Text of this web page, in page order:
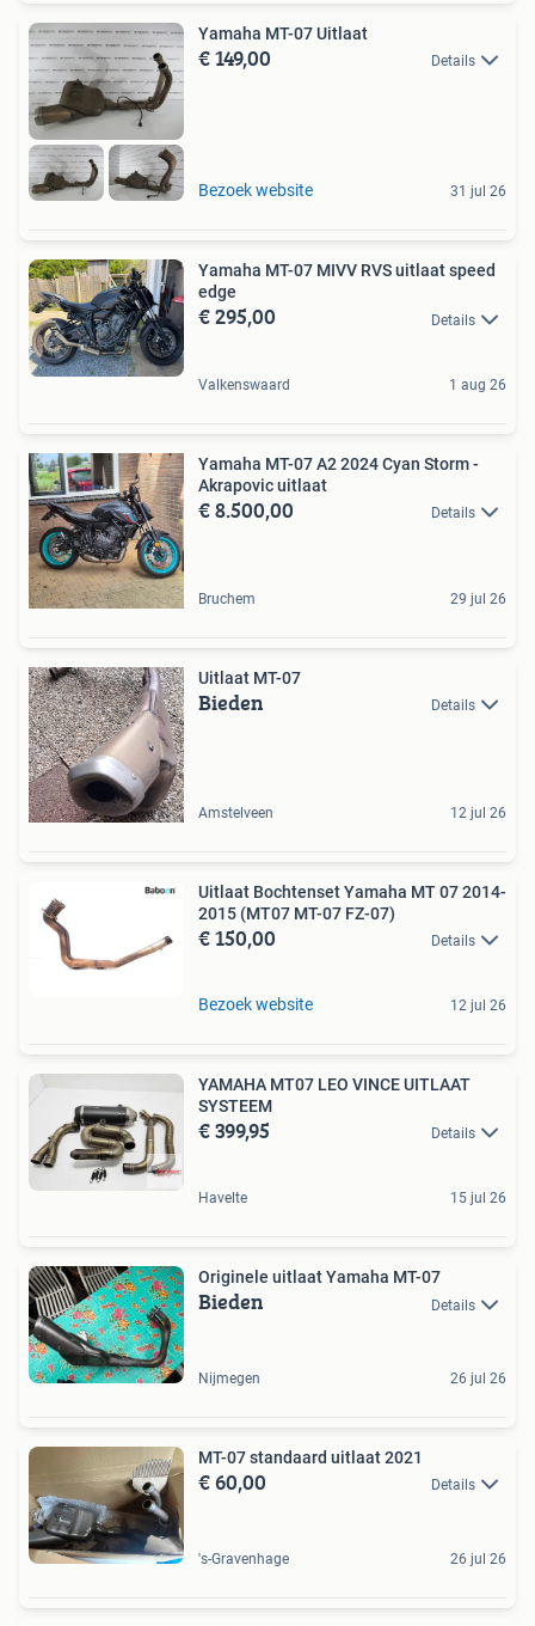
Yamaha MT-07 Uitlaat
€ 149,00 Details
Bezoek website 31 jul 26
Yamaha MT-07 MIVV RVS uitlaat speed
edge
€ 295,00 Details
Valkenswaard 1 aug 26
Yamaha MT-07 A2 2024 Cyan Storm -
Akrapovic uitlaat
€ 8.500,00 Details
Bruchem 29 jul 26
Uitlaat MT-07
Bieden Details
Amstelveen 12 jul 26
Uitlaat Bochtenset Yamaha MT 07 2014-
2015 (MT07 MT-07 FZ-07)
€ 150,00 Details
Bezoek website 12 jul 26
YAMAHA MT07 LEO VINCE UITLAAT
SYSTEEM
€ 399,95 Details
Havelte 15 jul 26
Originele uitlaat Yamaha MT-07
Bieden Details
Nijmegen 26 jul 26
MT-07 standaard uitlaat 2021
€ 60,00 Details
's-Gravenhage 26 jul 26